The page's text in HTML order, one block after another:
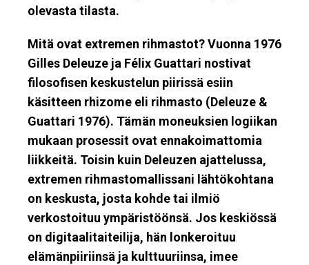
olevasta tilasta.
Mitä ovat extremen rihmastot? Vuonna 1976
Gilles Deleuze ja Félix Guattari nostivat
filosofisen keskustelun piirissä esiin
käsitteen rhizome eli rihmasto (Deleuze &
Guattari 1976). Tämän moneuksien logiikan
mukaan prosessit ovat ennakoimattomia
liikkeitä. Toisin kuin Deleuzen ajattelussa,
extremen rihmastomallissani lähtökohtana
on keskusta, josta kohde tai ilmiö
verkostoituu ympäristöönsä. Jos keskiössä
on digitaalitaiteilija, hän lonkeroituu
elämänpiiriinsä ja kulttuuriinsa, imee